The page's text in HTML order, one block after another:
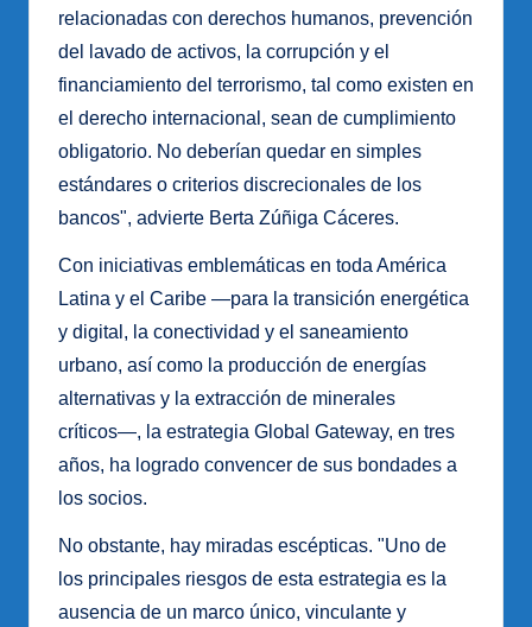
relacionadas con derechos humanos, prevención
del lavado de activos, la corrupción y el
financiamiento del terrorismo, tal como existen en
el derecho internacional, sean de cumplimiento
obligatorio. No deberían quedar en simples
estándares o criterios discrecionales de los
bancos", advierte Berta Zúñiga Cáceres.
Con iniciativas emblemáticas en toda América
Latina y el Caribe ―para la transición energética
y digital, la conectividad y el saneamiento
urbano, así como la producción de energías
alternativas y la extracción de minerales
críticos―, la estrategia Global Gateway, en tres
años, ha logrado convencer de sus bondades a
los socios.
No obstante, hay miradas escépticas. "Uno de
los principales riesgos de esta estrategia es la
ausencia de un marco único, vinculante y